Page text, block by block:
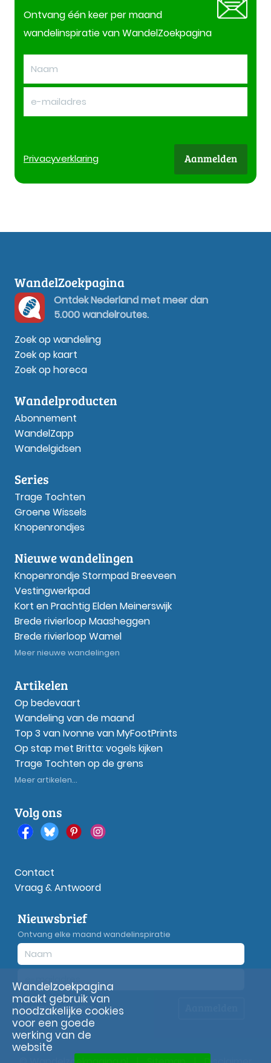
Ontvang één keer per maand
wandelinspiratie van WandelZoekpagina
Privacyverklaring Aanmelden
WandelZoekpagina
Ontdek Nederland met meer dan
5.000 wandelroutes.
Zoek op wandeling
Zoek op kaart
Zoek op horeca
Wandelproducten
Abonnement
WandelZapp
Wandelgidsen
Series
Trage Tochten
Groene Wissels
Knopenrondjes
Nieuwe wandelingen
Knopenrondje Stormpad Breeveen
Vestingwerkpad
Kort en Prachtig Elden Meinerswijk
Brede rivierloop Maasheggen
Brede rivierloop Wamel
Meer nieuwe wandelingen
Artikelen
Op bedevaart
Wandeling van de maand
Top 3 van Ivonne van MyFootPrints
Op stap met Britta: vogels kijken
Trage Tochten op de grens
Meer artikelen...
Volg ons
Contact
Vraag & Antwoord
Nieuwsbrief
Ontvang elke maand wandelinspiratie
Privacyverklaring
Wandelzoekpagina
maakt gebruik van
noodzakelijke cookies
voor een goede
werking van de
website